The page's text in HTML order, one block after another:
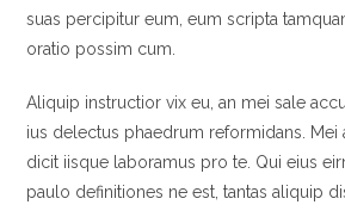
suas percipitur eum, eum scripta
oratio possim cum.
Aliquip instructior vix eu, an mei sale
ius delectus phaedrum reformidans. Mei
dicit iisque laboramus pro te. Qui eius
paulo definitiones ne est, tantas aliquip